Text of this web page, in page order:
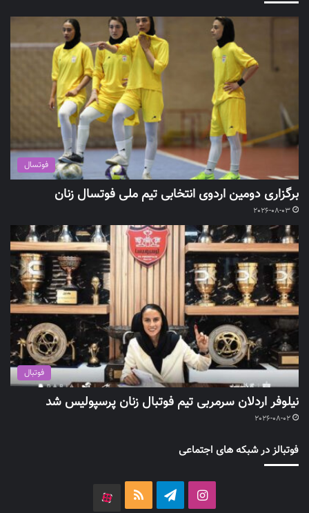
فوتسال
برگزاری دومین اردوی انتخابی تیم ملی فوتسال زنان
2026-08-03
فوتبال
نیلوفر اردلان سرمربی تیم فوتبال زنان پرسپولیس شد
2026-08-02
فوتبالز در شبکه های اجتماعی
اینستاگرامتلگرام خوراک